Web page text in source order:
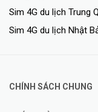
Sim 4G du lịch Trung
Sim 4G du lịch Nhật
CHÍNH SÁCH CHUNG